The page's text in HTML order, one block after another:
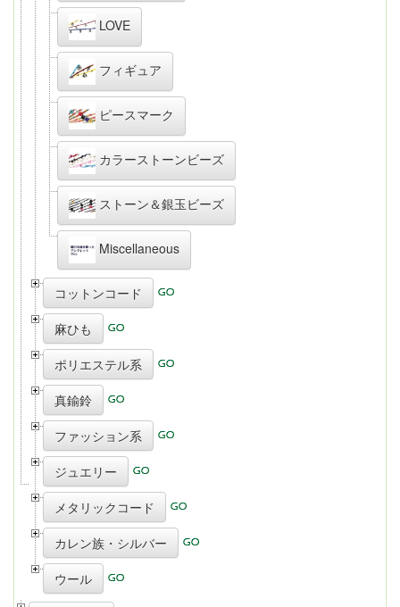
LOVE
フィギュア
ピースマーク
カラーストーンビーズ
ストーン＆銀玉ビーズ
Miscellaneous
コットンコード
麻ひも
ポリエステル系
真鍮鈴
ファッション系
ジュエリー
メタリックコード
カレン族・シルバー
ウール